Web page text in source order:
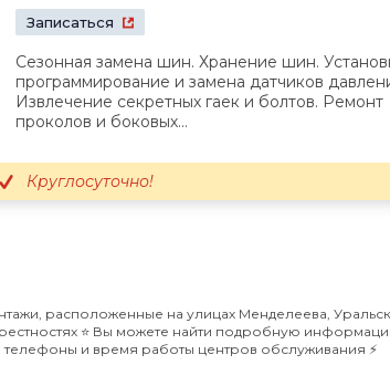
Записаться
Сезонная замена шин. Хранение шин.
программирование и замена датчиков
Извлечение секретных гаек и болтов. Ремонт
проколов и боковых...
Круглосуточно!
расположенные на улицах Менделеева,
⭐️ Вы можете найти подробную
телефоны и время работы центров обслуживания ⚡️